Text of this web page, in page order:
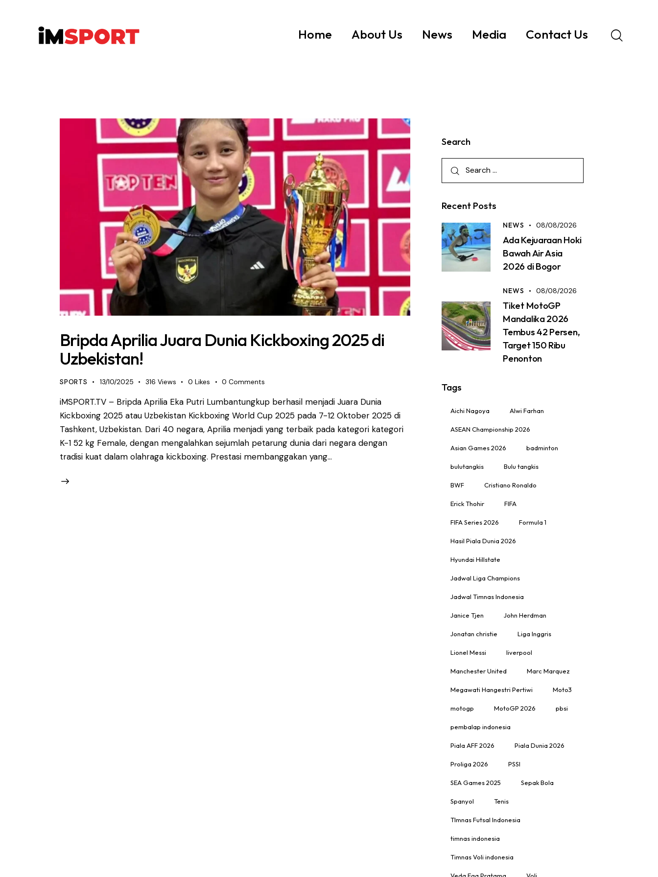
Home About Us News Media Contact Us
Bripda Aprilia Juara Dunia Kickboxing 2025 di
Uzbekistan!
SPORTS 13/10/2025 316 Views 0 Likes 0 Comments
iMSPORT.TV – Bripda Aprilia Eka Putri Lumbantungkup berhasil menjadi Juara Dunia
Kickboxing 2025 atau Uzbekistan Kickboxing World Cup 2025 pada 7-12 Oktober 2025 di
Tashkent, Uzbekistan. Dari 40 negara, Aprilia menjadi yang terbaik pada kategori kategori
K-1 52 kg Female, dengan mengalahkan sejumlah petarung dunia dari negara dengan
tradisi kuat dalam olahraga kickboxing. Prestasi membanggakan yang…
Search
Recent Posts
NEWS 08/08/2026
Ada Kejuaraan Hoki
Bawah Air Asia
2026 di Bogor
NEWS 08/08/2026
Tiket MotoGP
Mandalika 2026
Tembus 42 Persen,
Target 150 Ribu
Penonton
Tags
Aichi Nagoya Alwi Farhan
ASEAN Championship 2026
Asian Games 2026 badminton
bulutangkis Bulu tangkis
BWF Cristiano Ronaldo
Erick Thohir FIFA
FIFA Series 2026 Formula 1
Hasil Piala Dunia 2026
Hyundai Hillstate
Jadwal Liga Champions
Jadwal Timnas Indonesia
Janice Tjen John Herdman
Jonatan christie Liga Inggris
Lionel Messi liverpool
Manchester United Marc Marquez
Megawati Hangestri Pertiwi Moto3
motogp MotoGP 2026 pbsi
pembalap indonesia
Piala AFF 2026 Piala Dunia 2026
Proliga 2026 PSSI
SEA Games 2025 Sepak Bola
Spanyol Tenis
TImnas Futsal Indonesia
timnas indonesia
Timnas Voli indonesia
Veda Ega Pratama Voli